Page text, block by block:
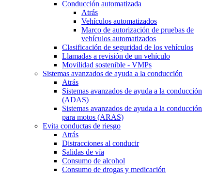
Conducción automatizada
Atrás
Vehículos automatizados
Marco de autorización de pruebas de
vehículos automatizados
Clasificación de seguridad de los vehículos
Llamadas a revisión de un vehículo
Movilidad sostenible - VMPs
Sistemas avanzados de ayuda a la conducción
Atrás
Sistemas avanzados de ayuda a la conducción
(ADAS)
Sistemas avanzados de ayuda a la conducción
para motos (ARAS)
Evita conductas de riesgo
Atrás
Distracciones al conducir
Salidas de vía
Consumo de alcohol
Consumo de drogas y medicación